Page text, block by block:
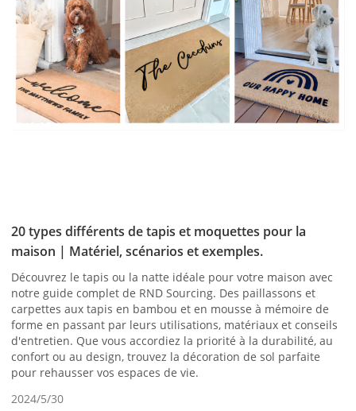
20 types différents de tapis et moquettes pour la
maison | Matériel, scénarios et exemples.
Découvrez le tapis ou la natte idéale pour votre maison avec
notre guide complet de RND Sourcing. Des paillassons et
carpettes aux tapis en bambou et en mousse à mémoire de
forme en passant par leurs utilisations, matériaux et conseils
d'entretien. Que vous accordiez la priorité à la durabilité, au
confort ou au design, trouvez la décoration de sol parfaite
pour rehausser vos espaces de vie.
2024/5/30